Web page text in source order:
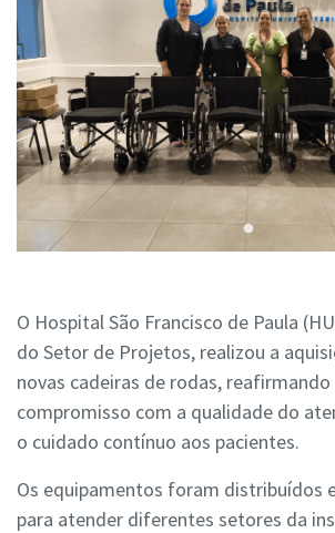
O Hospital São Francisco de Paula
do Setor de Projetos, realizou a
novas cadeiras de rodas, reafirmando
compromisso com a qualidade do
o cuidado contínuo aos pacientes.
Os equipamentos foram distribuídos
para atender diferentes setores da